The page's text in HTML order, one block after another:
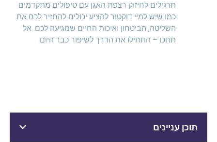
תרגילים לחיזוק רצפת האגן עם טיפולים מתקדמים
כמו שיש למיי דוקטור להציע יכולים להחזיר לכם את
השליטה, הביטחון ואיכות החיים שמגיעה לכם. אל
תחכו – התחילו את הדרך לשיפור כבר היום.
תוכן עניינים